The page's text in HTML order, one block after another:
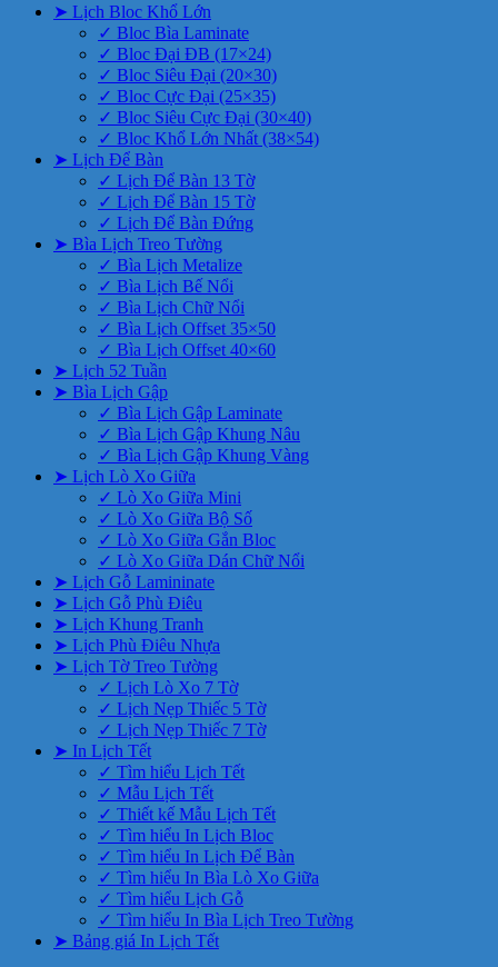
➤ Lịch Bloc Khổ Lớn
✓ Bloc Bìa Laminate
✓ Bloc Đại ĐB (17×24)
✓ Bloc Siêu Đại (20×30)
✓ Bloc Cực Đại (25×35)
✓ Bloc Siêu Cực Đại (30×40)
✓ Bloc Khổ Lớn Nhất (38×54)
➤ Lịch Để Bàn
✓ Lịch Để Bàn 13 Tờ
✓ Lịch Để Bàn 15 Tờ
✓ Lịch Để Bàn Đứng
➤ Bìa Lịch Treo Tường
✓ Bìa Lịch Metalize
✓ Bìa Lịch Bế Nổi
✓ Bìa Lịch Chữ Nổi
✓ Bìa Lịch Offset 35×50
✓ Bìa Lịch Offset 40×60
➤ Lịch 52 Tuần
➤ Bìa Lịch Gập
✓ Bìa Lịch Gập Laminate
✓ Bìa Lịch Gập Khung Nâu
✓ Bìa Lịch Gập Khung Vàng
➤ Lịch Lò Xo Giữa
✓ Lò Xo Giữa Mini
✓ Lò Xo Giữa Bộ Số
✓ Lò Xo Giữa Gắn Bloc
✓ Lò Xo Giữa Dán Chữ Nổi
➤ Lịch Gỗ Lamininate
➤ Lịch Gỗ Phù Điêu
➤ Lịch Khung Tranh
➤ Lịch Phù Điêu Nhựa
➤ Lịch Tờ Treo Tường
✓ Lịch Lò Xo 7 Tờ
✓ Lịch Nẹp Thiếc 5 Tờ
✓ Lịch Nẹp Thiếc 7 Tờ
➤ In Lịch Tết
✓ Tìm hiểu Lịch Tết
✓ Mẫu Lịch Tết
✓ Thiết kế Mẫu Lịch Tết
✓ Tìm hiểu In Lịch Bloc
✓ Tìm hiểu In Lịch Để Bàn
✓ Tìm hiểu In Bìa Lò Xo Giữa
✓ Tìm hiểu Lịch Gỗ
✓ Tìm hiểu In Bìa Lịch Treo Tường
➤ Bảng giá In Lịch Tết